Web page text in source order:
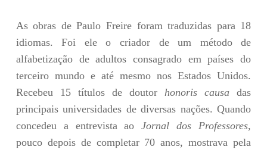
As obras de Paulo Freire foram traduzidas para 18
idiomas. Foi ele o criador de um método de
alfabetização de adultos consagrado em países do
terceiro mundo e até mesmo nos Estados Unidos.
Recebeu 15 títulos de doutorhonoris causa das
principais universidades de diversas nações. Quando
concedeu a entrevista aoJornal dos Professores,
pouco depois de completar 70 anos, mostrava pela